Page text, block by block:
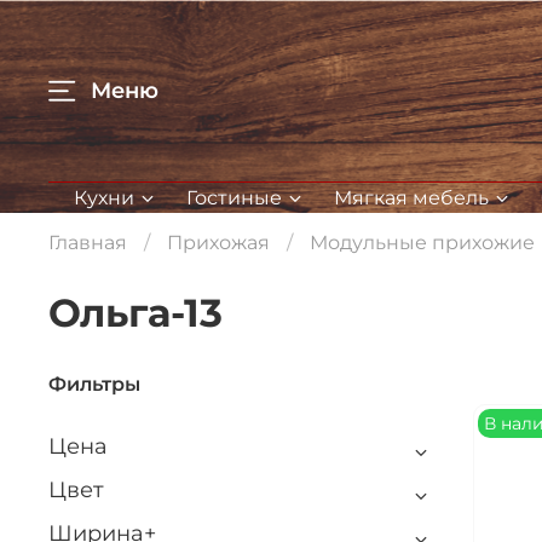
Меню
Кухни Гостиные Мягкая мебель
Главная
Прихожая Модульные прихожие
Ольга-13
В
Фильтры
Цена
Цвет
Ширина+